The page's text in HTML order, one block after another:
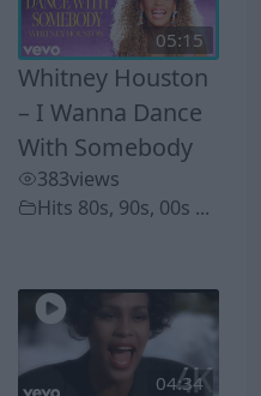
05:15
Whitney Houston
– I Wanna Dance
With Somebody
383views
Hits 80s, 90s, 00s ...
04:34